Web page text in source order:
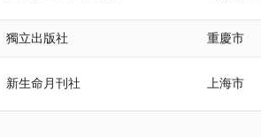
獨立出版社 重慶市
新生命月刊社 上海市